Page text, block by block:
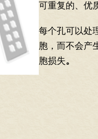
可重复的、优
每个孔可以处
胞，而不会产
胞损失。